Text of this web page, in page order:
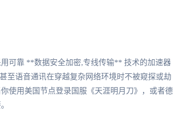
可靠 **数据安全加密,专线传输** 技术的加速器
至语音通讯在穿越复杂网络环境时不被窥探或劫
使用美国节点登录国服《天涯明月刀》，或者德